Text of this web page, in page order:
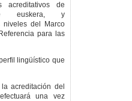
acreditativos de
euskera, y
niveles del Marco
para las
lingüístico que
acreditación del
una vez